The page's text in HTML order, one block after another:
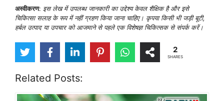
अस्वीकरण: इस लेख में उपलब्ध जानकारी का उद्देश्य केवल शैक्षिक है और इसे
चिकित्सा सलाह के रूप में नहीं ग्रहण किया जाना चाहिए। कृपया किसी भी जड़ी बूटी,
हर्बल उत्पाद या उपचार को आजमाने से पहले एक विशेषज्ञ चिकित्सक से संपर्क करें।
2
SHARES
Related Posts: